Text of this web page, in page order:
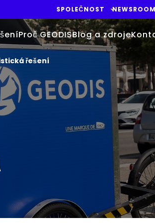
SPOLEČNOST NEWSROOM
Proč GEODISBlog a zdroje
řešení